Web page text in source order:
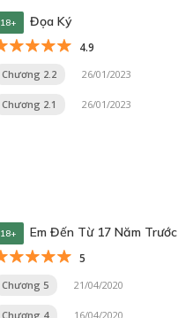
18+ Đọa Ký
4.9
Chương 2.2 26/01/2023
Chương 2.1 26/01/2023
18+ Em Đến Từ 17 Năm Trước
5
Chương 5 21/04/2020
Chương 4 16/04/2020